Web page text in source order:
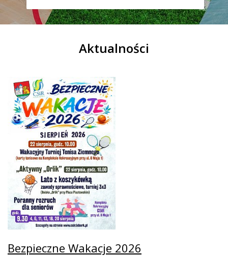
Aktualności
Bezpieczne Wakacje 2026